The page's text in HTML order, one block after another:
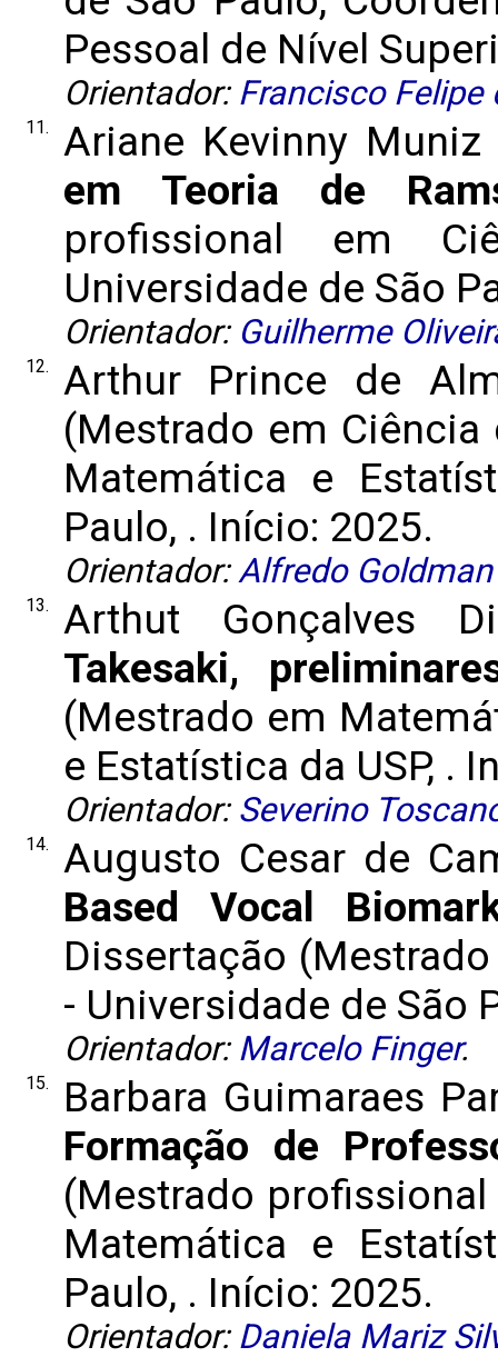
Pessoal de Nível
Orientador: Francisco Felipe
11.
Ariane Kevinny
em Teoria de
profissional em
Universidade de São
Orientador: Guilherme
12.
Arthur Prince de
(Mestrado em
Matemática e
Paulo, . Início: 2025.
Orientador: Alfredo
13.
Arthut Gonçalves
Takesaki,
(Mestrado em
e Estatística da USP, .
Orientador: Severino
14.
Augusto Cesar de
Based Vocal
Dissertação
- Universidade de São
Orientador: Marcelo Finger.
15.
Barbara Guimaraes
Formação de
(Mestrado
Matemática e
Paulo, . Início: 2025.
Orientador: Daniela Mariz